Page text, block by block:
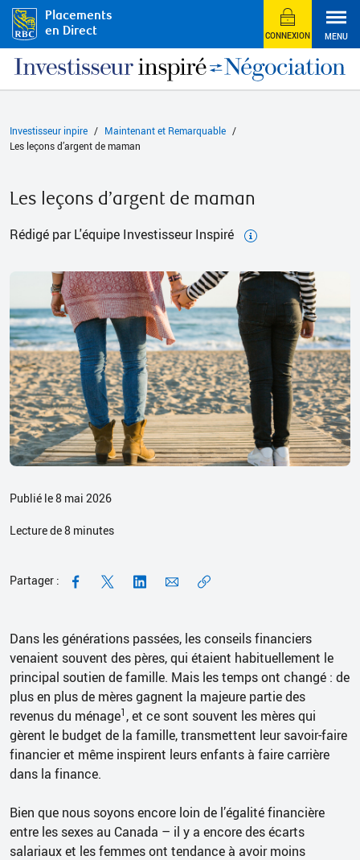
Placements
en Direct
CONNEXION MENU
Investisseur inpire
Maintenant et Remarquable
Les leçons d’argent de maman
Les leçons d’argent de maman
Rédigé par L'équipe Investisseur Inspiré
Publié le 8 mai 2026
Lecture de8 minutes
Partager :
Dans les générations passées, les conseils financiers
venaient souvent des pères, qui étaient habituellement le
principal soutien de famille. Mais les temps ont changé : de
plus en plus de mères gagnent la majeure partie des
revenus du ménage1, et ce sont souvent les mères qui
gèrent le budget de la famille, transmettent leur savoir-faire
financier et même inspirent leurs enfants à faire carrière
dans la finance.
Bien que nous soyons encore loin de l’égalité financière
entre les sexes au Canada – il y a encore des écarts
salariaux et les femmes ont tendance à avoir moins